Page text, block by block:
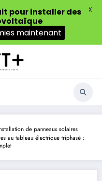
de panneaux solaires
au tableau électrique triphasé :
pour installer des
maintenant
X